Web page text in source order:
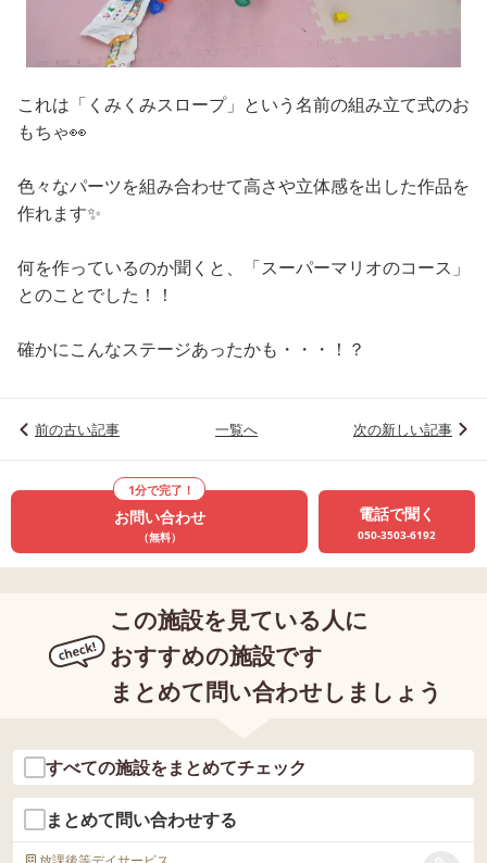
これは「くみくみスロープ」という名前の組み立て式のお
もちゃ👀
色々なパーツを組み合わせて高さや立体感を出した作品を
作れます✨
何を作っているのか聞くと、「スーパーマリオのコース」
とのことでした！！
確かにこんなステージあったかも・・・！？
前の古い記事 一覧へ 次の新しい記事
1分で完了！
お問い合わせ
（無料）
電話で聞く
050-3503-6192
この施設を見ている人に
おすすめの施設です
まとめて問い合わせしましょう
すべての施設をまとめてチェック
まとめて問い合わせする